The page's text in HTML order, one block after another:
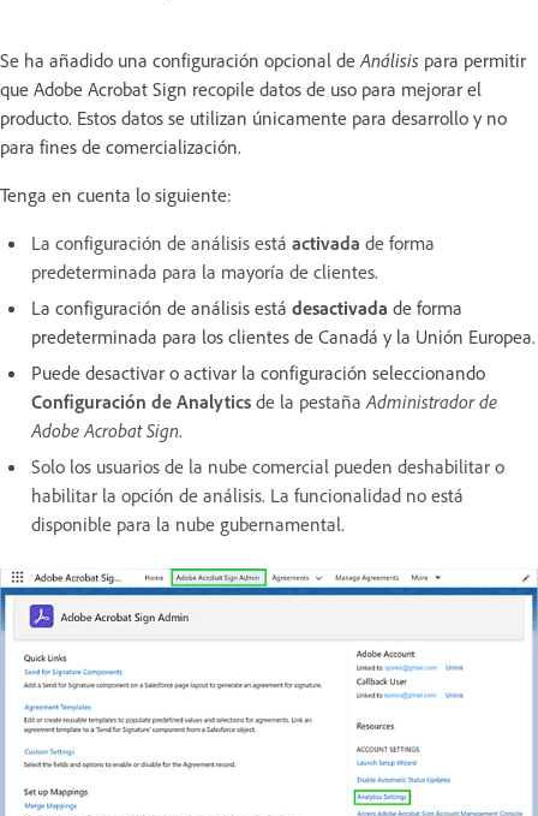
Se ha añadido una configuración opcional de Análisis para permitir
que Adobe Acrobat Sign recopile datos de uso para mejorar el
producto. Estos datos se utilizan únicamente para desarrollo y no
para fines de comercialización.
Tenga en cuenta lo siguiente:
La configuración de análisis está activada de forma
predeterminada para la mayoría de clientes.
La configuración de análisis está desactivada de forma
predeterminada para los clientes de Canadá y la Unión Europea.
Puede desactivar o activar la configuración seleccionando
Configuración de Analytics de la pestaña Administrador de
Adobe Acrobat Sign.
Solo los usuarios de la nube comercial pueden deshabilitar o
habilitar la opción de análisis. La funcionalidad no está
disponible para la nube gubernamental.